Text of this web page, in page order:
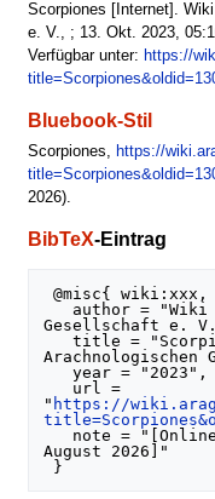
Scorpiones [Internet].
e. V., ; 13. Okt. 2023,
Verfügbar unter: https://
Bluebook-Stil
Scorpiones, https://
2026).
BibTeX-Eintrag
@misc{ wiki:xxx,
Gesellschaft e.
   title = "Scorpiones --- Wiki der
   year = "2023",
" https://
August 2026]"